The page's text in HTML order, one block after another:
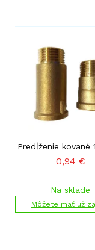
Predĺženie kované
0,94 €
Na sklade
Môžete mať už